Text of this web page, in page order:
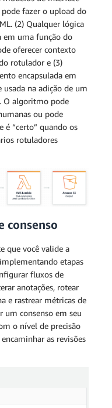
fazer o upload do
(2) Qualquer lógica
em uma função do
oferecer contexto
rotulador e (3)
encapsulada em
usada na adição de um
O algoritmo pode
ou pode
é “certo” quando os
rotuladores
consenso
que você valide a
etapas
fluxos de
anotações, rotear
e rastrear métricas de
um consenso em seu
o nível de precisão
as revisões